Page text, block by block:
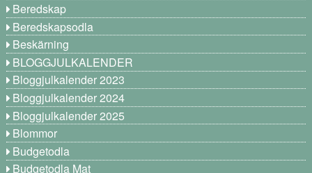
Beredskap
Beredskapsodla
Beskärning
BLOGGJULKALENDER
Bloggjulkalender 2023
Bloggjulkalender 2024
Bloggjulkalender 2025
Blommor
Budgetodla
Budgetodla Mat